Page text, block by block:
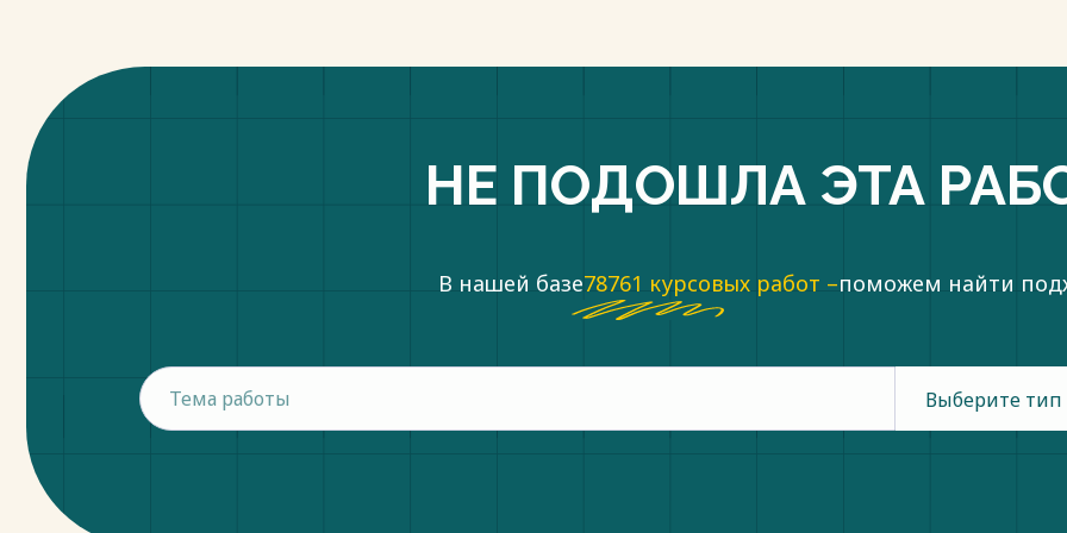
НЕ ПОДОШЛА ЭТА
В нашей базе78761 курсовых работ –поможем найти
Выберите тип